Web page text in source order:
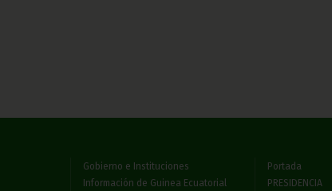
Gobierno e Instituciones
Información de Guinea Ecuatorial
Portada
PRESIDENCIA